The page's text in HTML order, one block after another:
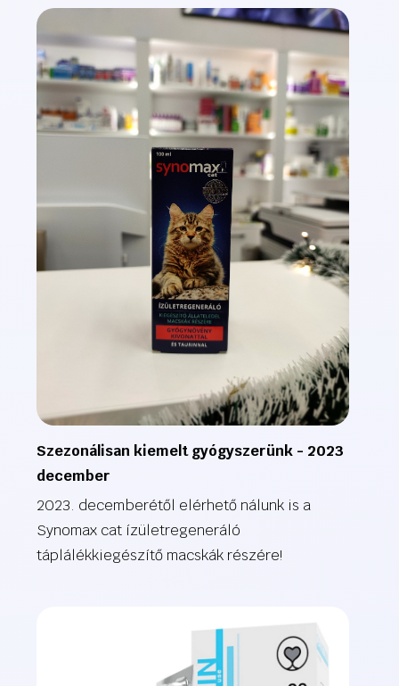
Szezonálisan kiemelt gyógyszerünk - 2023
december
2023. decemberétől elérhető nálunk is a
Synomax cat ízületregeneráló
táplálékkiegészítő macskák részére!